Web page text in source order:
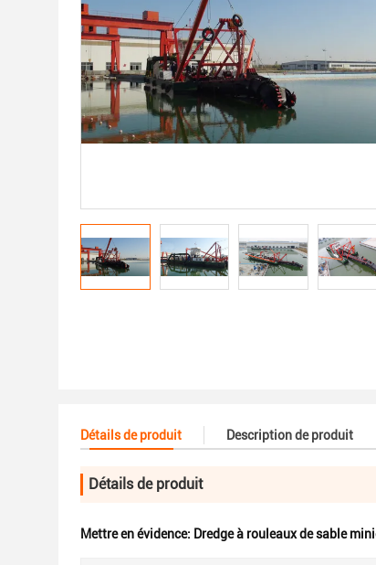
Détails de produit Description de produit
Détails de produit
Mettre en évidence: Dredge à rouleaux de sable